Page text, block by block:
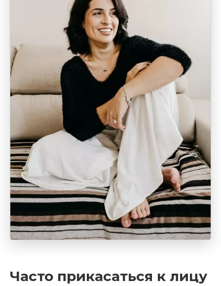
Часто прикасаться к лицу